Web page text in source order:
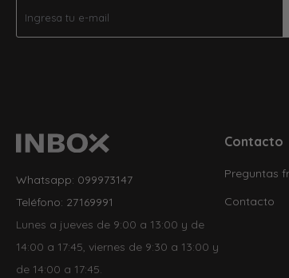
Whatsapp: 099973147
Teléfono: 27169991
Lunes a jueves de 9:00 a 13:00 y de
14:00 a 17:45, viernes de 9:30 a 13:00 y
de 14:00 a 17:45.
Contacto
Preguntas
Contacto